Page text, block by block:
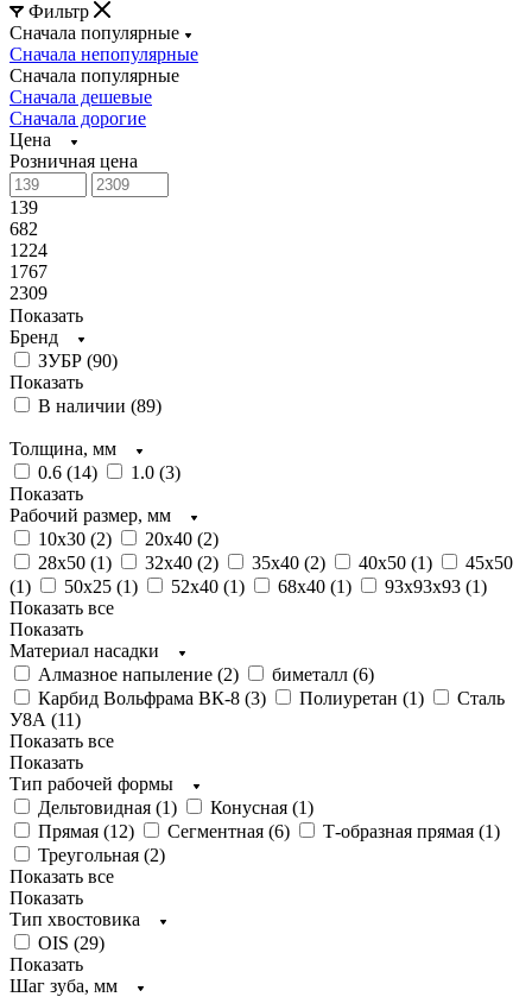
Фильтр
Сначала популярные
Сначала непопулярные
Сначала популярные
Сначала дешевые
Сначала дорогие
Цена
Розничная цена
139
682
1224
1767
2309
Показать
Бренд
ЗУБР (90)
Показать
В наличии (89)
Толщина, мм
0.6 (14) 1.0 (3)
Показать
Рабочий размер, мм
10х30 (2) 20х40 (2)
28х50 (1) 32х40 (2) 35х40 (2) 40х50 (1)
45х50
(1) 50х25 (1) 52х40 (1) 68х40 (1) 93х93х93 (1)
Показать все
Показать
Материал насадки
Алмазное напыление (2) биметалл (6)
Карбид Вольфрама ВК-8 (3) Полиуретан (1)
Сталь
У8А (11)
Показать все
Показать
Тип рабочей формы
Дельтовидная (1) Конусная (1)
Прямая (12) Сегментная (6) Т-образная прямая (1)
Треугольная (2)
Показать все
Показать
Тип хвостовика
OIS (29)
Показать
Шаг зуба, мм